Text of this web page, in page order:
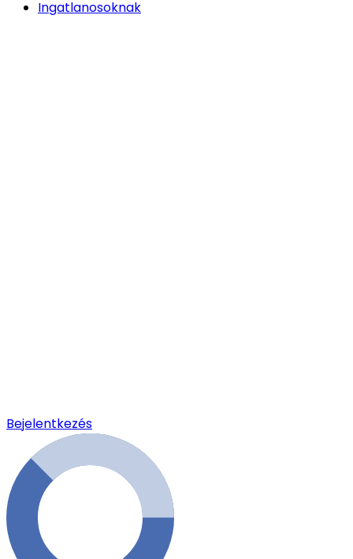
Ingatlanosoknak
Bejelentkezés